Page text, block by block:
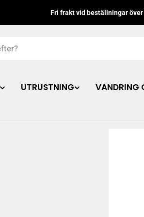
Fri frakt vid beställningar över
UTRUSTNING VANDRING